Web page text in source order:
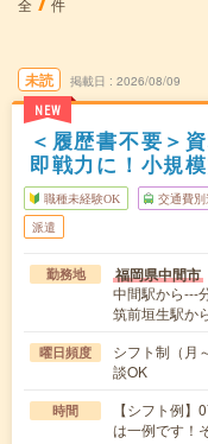
全 件
未読
NEW
掲載日 2026/08/09
＜履歴書不要＞
即戦力に！小規
職種未経験OK 交通費別
派遣
勤務地 福岡県中間市
中間駅から---
筑前垣生駅か
曜日頻度
シフト制（月
談OK
時間
【シフト例
は一例です！